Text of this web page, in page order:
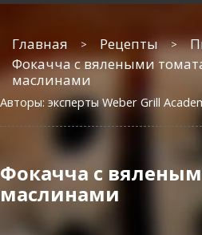
Главная Рецепты
Фокачча с вялеными
маслинами
Авторы: эксперты Weber Grill
Фокачча с
маслинами